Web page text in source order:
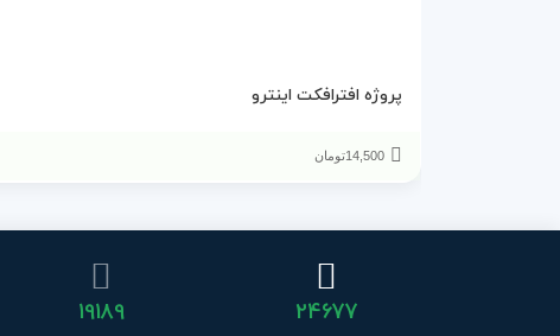
پروژه افترافکت اینترو
14,500تومان
24677
19189